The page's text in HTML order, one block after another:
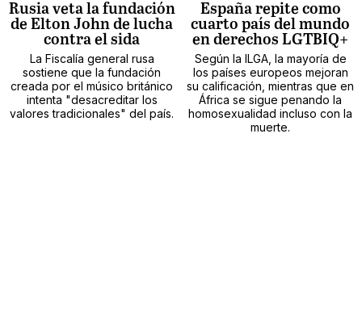
Rusia veta la fundación
de Elton John de lucha
contra el sida
La Fiscalía general rusa
sostiene que la fundación
creada por el músico británico
intenta "desacreditar los
valores tradicionales" del país.
España repite como
cuarto país del mundo
en derechos LGTBIQ+
Según la ILGA, la mayoría de
los países europeos mejoran
su calificación, mientras que en
África se sigue penando la
homosexualidad incluso con la
muerte.